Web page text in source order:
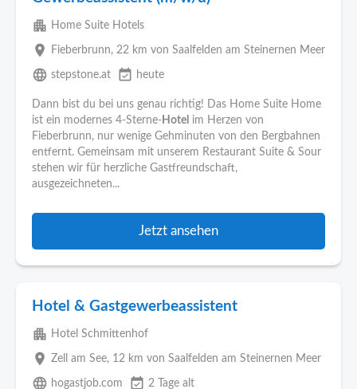
apartment Home Suite Hotels
place Fieberbrunn, 22 km von Saalfelden am Steinernen Meer
language stepstone.at event_available heute
Dann bist du bei uns genau richtig! Das Home Suite Home
ist ein modernes 4-Sterne- Hotel im Herzen von
Fieberbrunn, nur wenige Gehminuten von den Bergbahnen
entfernt. Gemeinsam mit unserem Restaurant Suite & Sour
stehen wir für herzliche Gastfreundschaft,
ausgezeichneten...
Jetzt ansehen
Hotel & Gastgewerbeassistent
apartment Hotel Schmittenhof
place Zell am See, 12 km von Saalfelden am Steinernen Meer
language hogastjob.com event_available 2 Tage alt